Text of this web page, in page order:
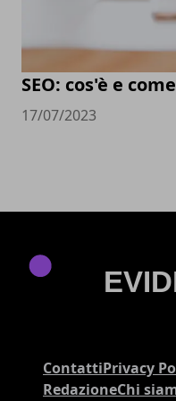
SEO: cos'è e
17/07/2023
ContattiPrivacy
RedazioneChi